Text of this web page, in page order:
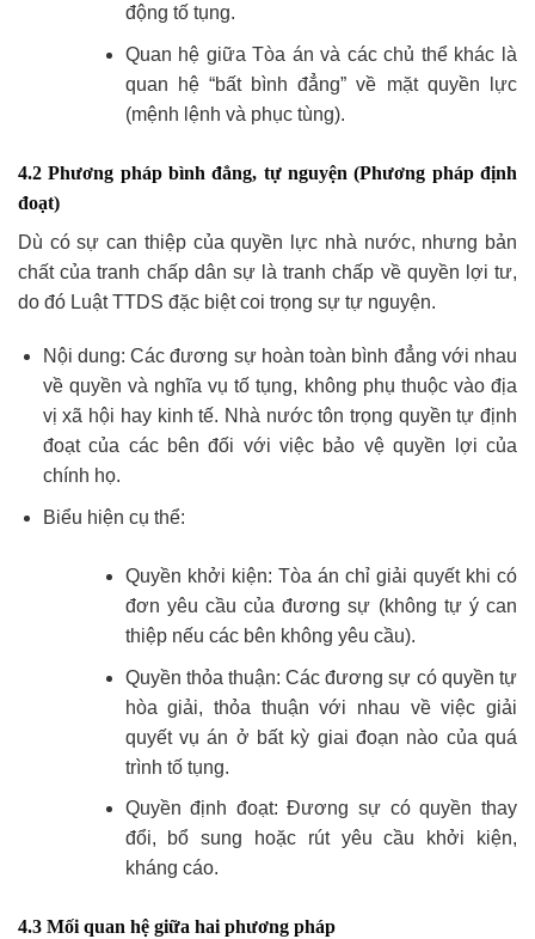
động tố tụng.
Quan hệ giữa Tòa án và các chủ thể khác là
quan hệ “bất bình đẳng” về mặt quyền lực
(mệnh lệnh và phục tùng).
4.2 Phương pháp bình đẳng, tự nguyện (Phương pháp định
đoạt)
Dù có sự can thiệp của quyền lực nhà nước, nhưng bản
chất của tranh chấp dân sự là tranh chấp về quyền lợi tư,
do đó Luật TTDS đặc biệt coi trọng sự tự nguyện.
Nội dung: Các đương sự hoàn toàn bình đẳng với nhau
về quyền và nghĩa vụ tố tụng, không phụ thuộc vào địa
vị xã hội hay kinh tế. Nhà nước tôn trọng quyền tự định
đoạt của các bên đối với việc bảo vệ quyền lợi của
chính họ.
Biểu hiện cụ thể:
Quyền khởi kiện: Tòa án chỉ giải quyết khi có
đơn yêu cầu của đương sự (không tự ý can
thiệp nếu các bên không yêu cầu).
Quyền thỏa thuận: Các đương sự có quyền tự
hòa giải, thỏa thuận với nhau về việc giải
quyết vụ án ở bất kỳ giai đoạn nào của quá
trình tố tụng.
Quyền định đoạt: Đương sự có quyền thay
đổi, bổ sung hoặc rút yêu cầu khởi kiện,
kháng cáo.
4.3 Mối quan hệ giữa hai phương pháp